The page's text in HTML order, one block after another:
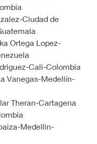
Ciudad de
Ortega Lopez-
Cali-Colombia
Vanegas-Medellín-
Theran-Cartagena
Medellin-